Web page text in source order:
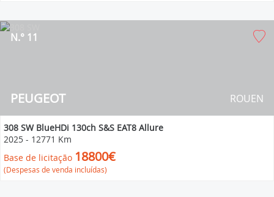
PEUGEOT
N.° 11
ROUEN
308 SW BlueHDi 130ch S&S EAT8 Allure
2025 - 12771 Km
Base de licitação 18800€
(Despesas de venda incluídas)